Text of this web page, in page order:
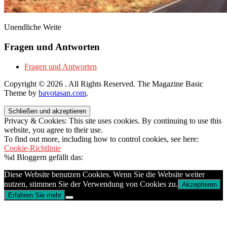
Unendliche Weite
Fragen und Antworten
Fragen und Antworten
Copyright © 2026 . All Rights Reserved. The Magazine Basic
Theme by bavotasan.com.
Privacy & Cookies: This site uses cookies. By continuing to use this
website, you agree to their use.
To find out more, including how to control cookies, see here:
Cookie-Richtlinie
%d Bloggern gefällt das:
Diese Website benutzen Cookies. Wenn Sie die Website weiter
nutzen, stimmen Sie der Verwendung von Cookies zu. Akzeptieren
Erfahren Sie mehr